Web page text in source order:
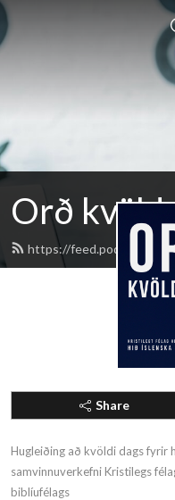
Orð
https://
Share
Hugleiðing að kvöldi dags fyrir
samvinnuverkefni Kristilegs
biblíufélags